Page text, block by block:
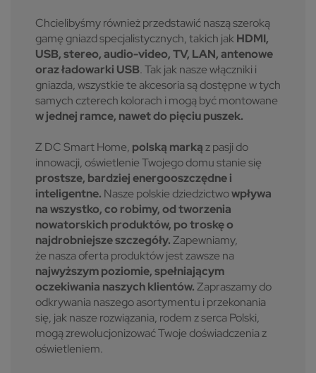
Chcielibyśmy również przedstawić naszą szeroką
gamę gniazd specjalistycznych, takich jakHDMI,
USB, stereo, audio-video, TV, LAN, antenowe
oraz ładowarki USB. Tak jak nasze włączniki i
gniazda, wszystkie te akcesoria są dostępne w tych
samych czterech kolorach i mogą być montowane
w jednej ramce, nawet do pięciu puszek.
Z DC Smart Home, polską markąz pasji do
innowacji, oświetlenie Twojego domu stanie się
prostsze, bardziej energooszczędne i
inteligentne. Nasze polskie dziedzictwowpływa
na wszystko, co robimy, od tworzenia
nowatorskich produktów, po troskę o
najdrobniejsze szczegóły.Zapewniamy,
że nasza oferta produktów jest zawsze na
najwyższym poziomie, spełniającym
oczekiwania naszych klientów.Zapraszamy do
odkrywania naszego asortymentu i przekonania
się, jak nasze rozwiązania, rodem z serca Polski,
mogą zrewolucjonizować Twoje doświadczenia z
oświetleniem.